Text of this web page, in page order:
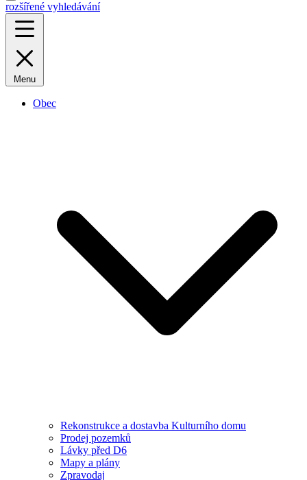
rozšířené vyhledávání
Menu
Obec
Rekonstrukce a dostavba Kulturního domu
Prodej pozemků
Lávky před D6
Mapy a plány
Zpravodaj